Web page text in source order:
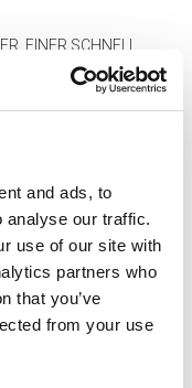
and ads, to
analyse our traffic.
use of our site with
partners who
that you’ve
from your use
EINER SCHNELL
LEICHT UND H